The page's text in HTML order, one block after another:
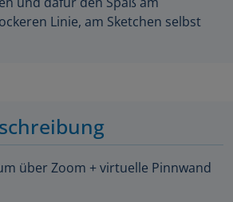
Linie, am Sketchen selbst
über Zoom + virtuelle Pinnwand